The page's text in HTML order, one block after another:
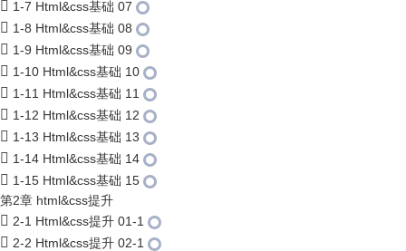
1-7 Html&css基础 07
1-8 Html&css基础 08
1-9 Html&css基础 09
1-10 Html&css基础 10
1-11 Html&css基础 11
1-12 Html&css基础 12
1-13 Html&css基础 13
1-14 Html&css基础 14
1-15 Html&css基础 15
第2章 html&css提升
2-1 Html&css提升 01-1
2-2 Html&css提升 02-1